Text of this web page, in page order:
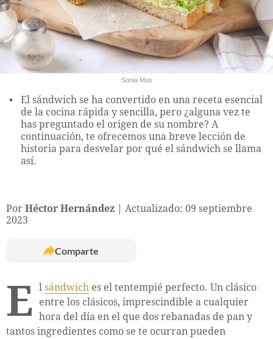
Sonia Mas
El sándwich se ha convertido en una receta esencial
de la cocina rápida y sencilla, pero ¿alguna vez te
has preguntado el origen de su nombre? A
continuación, te ofrecemos una breve lección de
historia para desvelar por qué el sándwich se llama
así.
Por Héctor Hernández
Actualizado: 09 septiembre
2023
Comparte
E l sándwich es el tentempié perfecto. Un clásico
entre los clásicos, imprescindible a cualquier
hora del día en el que dos rebanadas de pan y
tantos ingredientes como se te ocurran pueden